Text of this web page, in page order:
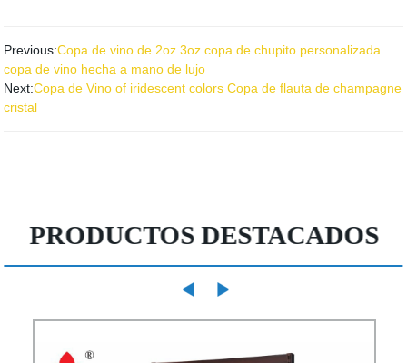
Previous:Copa de vino de 2oz 3oz copa de chupito personalizada
copa de vino hecha a mano de lujo
Next:Copa de Vino of iridescent colors Copa de flauta de champagne
cristal
PRODUCTOS DESTACADOS